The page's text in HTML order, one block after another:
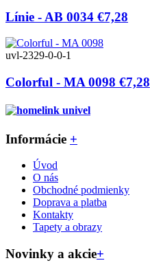
Línie - AB 0034 €7,28
uvl-2329-0-0-1
Colorful - MA 0098 €7,28
Informácie +
Úvod
O nás
Obchodné podmienky
Doprava a platba
Kontakty
Tapety a obrazy
Novinky a akcie+